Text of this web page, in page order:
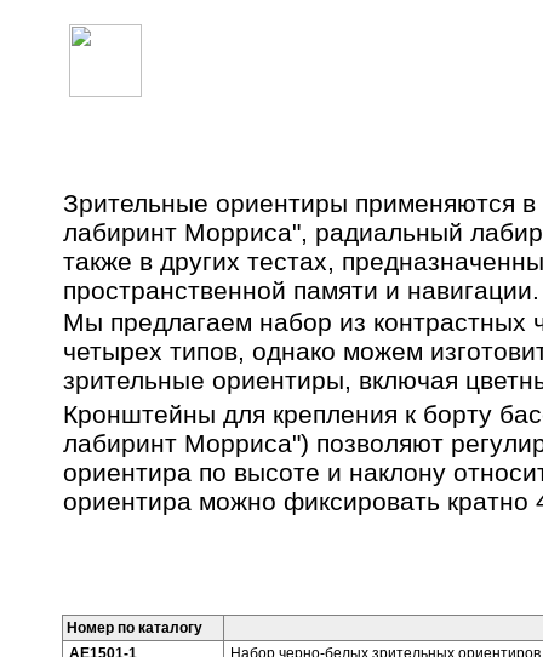
Зрительные ориентиры применяются в
лабиринт Морриса", радиальный
также в других тестах,
пространственной памяти и навигации.
Мы предлагаем набор из контрастных
четырех типов, однако можем
зрительные ориентиры, включая
Кронштейны для крепления к борту
лабиринт Морриса") позволяют
ориентира по высоте и наклону
ориентира можно фиксировать кратно
Номер по каталогу
AE1501-1
Набор черно-белых зрительных